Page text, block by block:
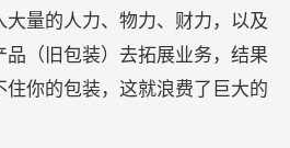
量的人力、物力、财力，以及
品（旧包装）去拓展业务，结果
住你的包装，这就浪费了巨大的